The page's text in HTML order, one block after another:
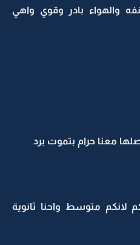
والهواء بادر وقوي واهي
معنا حرام بتموت برد
لانكم متوسط واحنا ثانوية